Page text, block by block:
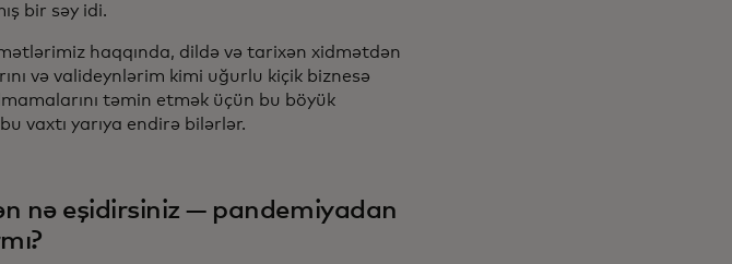
bir səy idi.
haqqında, dildə və tarixən xidmətdən
və valideynlərim kimi uğurlu kiçik biznesə
təmin etmək üçün bu böyük
vaxtı yarıya endirə bilərlər.
nə eşidirsiniz — pandemiyadan